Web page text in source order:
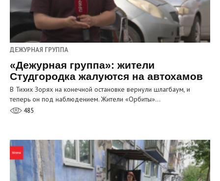
ДЕЖУРНАЯ ГРУППА
«Дежурная группа»: жители
Студгородка жалуются на автохамов
В Тихих Зорях на конечной остановке вернули шлагбаум, и
теперь он под наблюдением. Жители «Орбиты»…
485